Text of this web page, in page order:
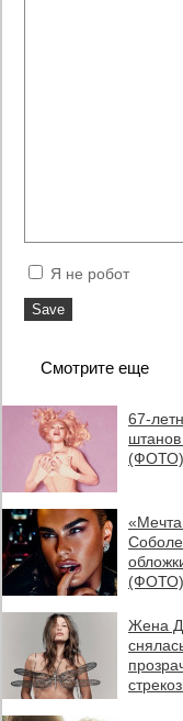
Я не робот
Смотрите еще
67-
(ФОТО)
(ФОТО)
Жена